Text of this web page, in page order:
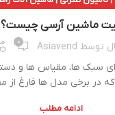
ماشین آرسی چیست؟
توسط Asiavend
0
سبک ها، مقیاس ها و
در برخی مدل ها فارغ از
ادامه مطلب